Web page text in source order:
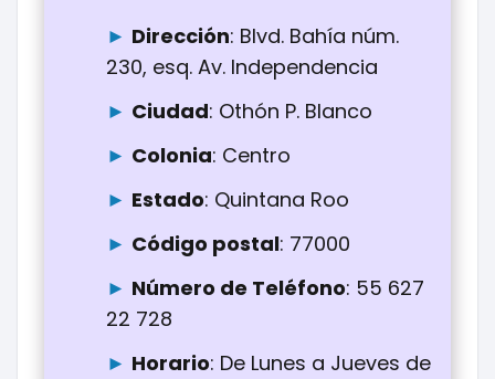
Dirección: Blvd. Bahía núm.
230, esq. Av. Independencia
Ciudad: Othón P. Blanco
Colonia: Centro
Estado: Quintana Roo
Código postal: 77000
Número de Teléfono: 55 627
22 728
Horario: De Lunes a Jueves de